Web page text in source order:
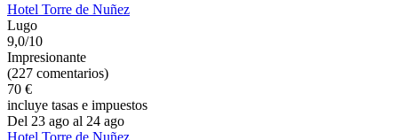
Hotel Torre de Nuñez
Lugo
9,0/10
Impresionante
(227 comentarios)
70 €
incluye tasas e impuestos
Del 23 ago al 24 ago
Hotel Torre de Nuñez